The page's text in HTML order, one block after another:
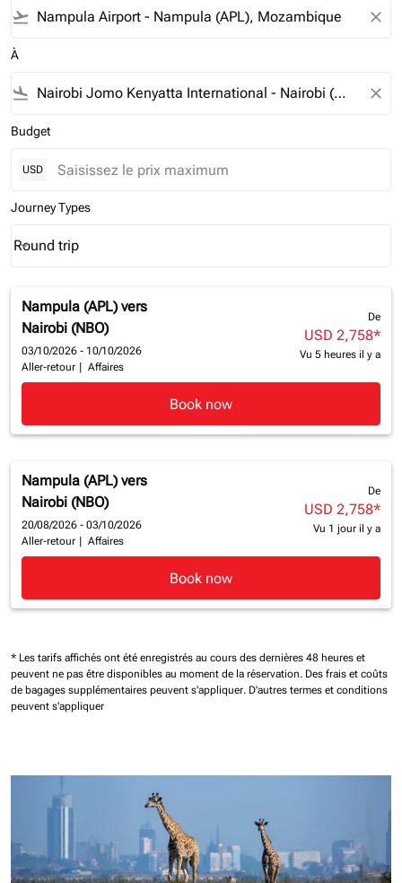
flight_takeoff close
À
flight_land close
Budget
USD
Journey Types
Journey Types option Round trip Selected
Round trip
keyboard_arrow_down
Nampula (APL) vers
Nairobi (NBO)
03/10/2026 - 10/10/2026
Aller-retour
Affaires
De
USD 2,758*
Vu 5 heures il y a
Book now
Nampula (APL) vers
Nairobi (NBO)
20/08/2026 - 03/10/2026
Aller-retour
Affaires
De
USD 2,758*
Vu 1 jour il y a
Book now
* Les tarifs affichés ont été enregistrés au cours des dernières 48 heures et
peuvent ne pas être disponibles au moment de la réservation. Des frais et coûts
de bagages supplémentaires peuvent s'appliquer. D'autres termes et conditions
peuvent s'appliquer